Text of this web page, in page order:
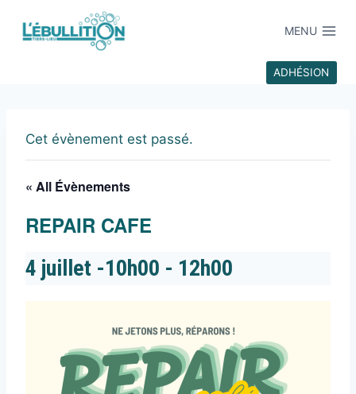
MENU
ADHÉSION
Cet évènement est passé.
« All Évènements
REPAIR CAFE
4 juillet -10h00 - 12h00